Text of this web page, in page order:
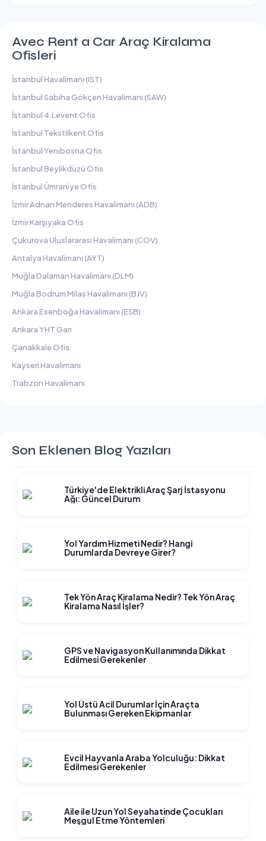
Avec Rent a Car Araç Kiralama
Ofisleri
İstanbul Havalimanı (IST)
İstanbul Sabiha Gökçen Havalimanı (SAW)
İstanbul 4.Levent Ofis
İstanbul Tekstilkent Ofis
İstanbul Yenibosna Ofis
İstanbul Beylikdüzü Ofis
İstanbul Ümraniye Ofis
İzmir Adnan Menderes Havalimanı (ADB)
İzmir Karşıyaka Ofis
Çukurova Uluslararası Havalimanı (COV)
Antalya Havalimanı (AYT)
Muğla Dalaman Havalimanı (DLM)
Muğla Bodrum Milas Havalimanı (BJV)
Ankara Esenboğa Havalimanı (ESB)
Ankara YHT Garı
Çanakkale Ofis
Kayseri Havalimanı
Trabzon Havalimanı
Son Eklenen Blog Yazıları
Türkiye'de Elektrikli Araç Şarj İstasyonu
Ağı: Güncel Durum
Yol Yardım Hizmeti Nedir? Hangi
Durumlarda Devreye Girer?
Tek Yön Araç Kiralama Nedir? Tek Yön Araç
Kiralama Nasıl İşler?
GPS ve Navigasyon Kullanımında Dikkat
Edilmesi Gerekenler
Yol Üstü Acil Durumlar İçin Araçta
Bulunması Gereken Ekipmanlar
Evcil Hayvanla Araba Yolculuğu: Dikkat
Edilmesi Gerekenler
Aile ile Uzun Yol Seyahatinde Çocukları
Meşgul Etme Yöntemleri